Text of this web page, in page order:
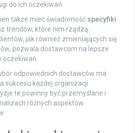
do ich oczekiwań.
także mieć świadomość specyfiki
trendów, które nim rządzą.
jak również zmieniających się
pozwala dostawcom na lepsze
oczekiwań.
odpowiednich dostawców ma
sukcesu każdej organizacji
te powinny być przemyślane i
różnych aspektów